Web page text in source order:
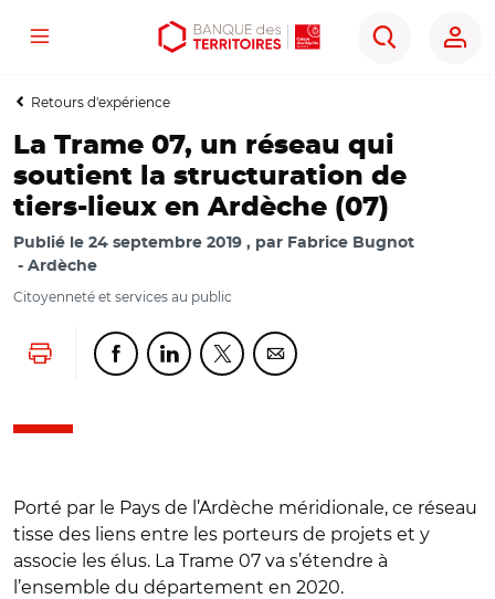
Aller
contenu
Aller
menu
Ouvrir
outils
Menu
Rechercher
Retours d'expérience
La Trame 07, un réseau qui
soutient la structuration de
tiers-lieux en Ardèche (07)
Publié le 24 septembre 2019 par Fabrice Bugnot
Ardèche
Citoyenneté et services au public
Lancer l'impressionPartager cette page sur Facebook
Partager cette page sur Linkedin
Partager cette page sur Twitter
Partager cette page sur
Porté par le Pays de l’Ardèche méridionale, ce réseau
tisse des liens entre les porteurs de projets et y
associe les élus. La Trame 07 va s’étendre à
l’ensemble du département en 2020.